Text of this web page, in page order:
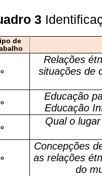
3
de
Relações
situações de
Educação
Educação
Qual o
Concepções
as relações
do